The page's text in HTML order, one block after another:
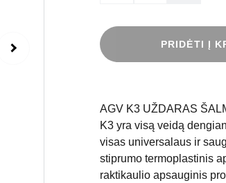
PRIDĖTI Į
AGV K3 UŽDARAS
K3 yra visą veidą
visas universalaus ir
stiprumo termoplastinis
raktikaulio apsauginis